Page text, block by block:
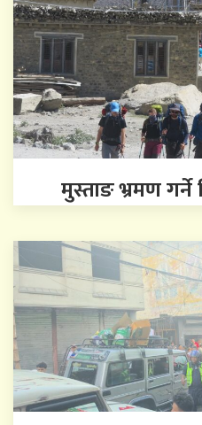
मुस्ताङ भ्रमण